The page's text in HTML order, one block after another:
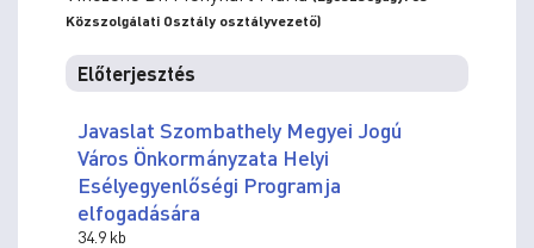
Közszolgálati Osztály osztályvezető)
Előterjesztés
Javaslat Szombathely Megyei Jogú
Város Önkormányzata Helyi
Esélyegyenlőségi Programja
elfogadására
34.9 kb